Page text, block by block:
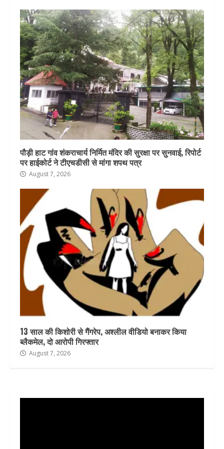
पौड़ी हाट गांव शंकराचार्य निर्मित मंदिर की सुरक्षा पर सुनवाई, रिपोर्ट
पर हाईकोर्ट ने टीएचडीसी से मांगा शपथ पत्र
August 7, 2026
13 साल की किशोरी से गैंगरेप, अश्लील वीडियो बनाकर किया
ब्लैकमेल, दो आरोपी गिरफ्तार
August 7, 2026